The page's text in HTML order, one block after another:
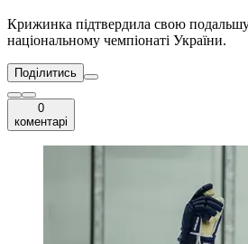
Крижинка підтвердила свою
національному чемпіонаті України.
Поділитись
0
коментарі